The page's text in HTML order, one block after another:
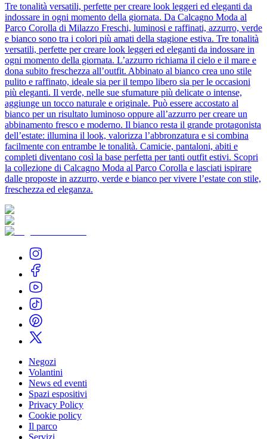
Tre tonalità versatili, perfette per creare look leggeri ed eleganti da
indossare in ogni momento della giornata. Da Calcagno Moda al
Parco Corolla di Milazzo Freschi, luminosi e raffinati, azzurro, verde
e bianco sono tra i colori più amati della stagione estiva. Tre tonalità
versatili, perfette per creare look leggeri ed eleganti da indossare in
ogni momento della giornata. L’azzurro richiama il cielo e il mare e
dona subito freschezza all’outfit. Abbinato al bianco crea uno stile
pulito e raffinato, ideale sia per il tempo libero sia per le occasioni
più eleganti. Il verde, nelle sue sfumature più delicate o intense,
aggiunge un tocco naturale e originale. Può essere accostato al
bianco per un risultato luminoso oppure all’azzurro per creare un
abbinamento fresco e moderno. Il bianco resta il grande protagonista
dell’estate: illumina il look, valorizza l’abbronzatura e si combina
facilmente con entrambe le tonalità. Camicie, pantaloni, abiti e
completi diventano così la base perfetta per tanti outfit estivi. Scopri
la collezione di Calcagno Moda al Parco Corolla e lasciati ispirare
dalle proposte in azzurro, verde e bianco per vivere l’estate con stile,
freschezza ed eleganza.
Negozi
Volantini
News ed eventi
Spazi espositivi
Privacy Policy
Cookie policy
Il parco
Servizi